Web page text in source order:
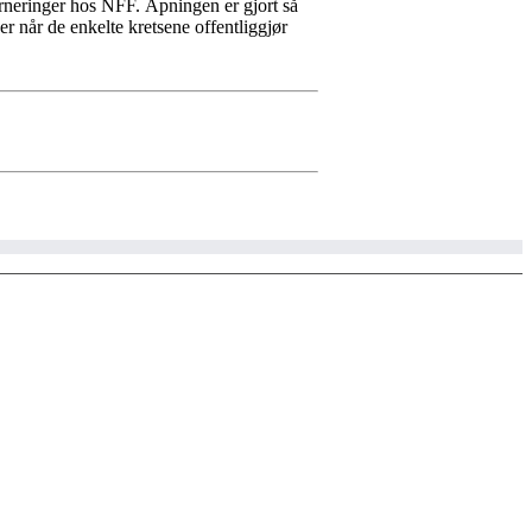
hos NFF. Åpningen er gjort så
når de enkelte kretsene offentliggjør